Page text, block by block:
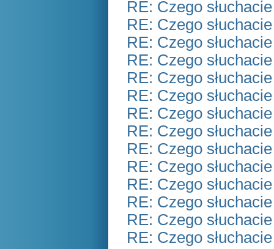
RE: Czego
RE: Czego
RE: Czego
RE: Czego
RE: Czego
RE: Czego
RE: Czego
RE: Czego
RE: Czego
RE: Czego
RE: Czego
RE: Czego
RE: Czego
RE: Czego